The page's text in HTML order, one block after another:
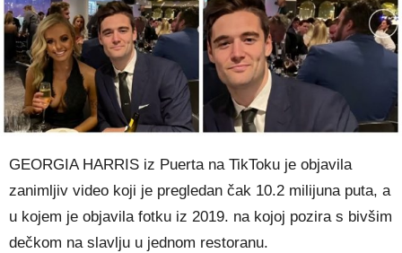
GEORGIA HARRIS iz Puerta na TikToku je objavila
zanimljiv video koji je pregledan čak 10.2 milijuna puta, a
u kojem je objavila fotku iz 2019. na kojoj pozira s bivšim
dečkom na slavlju u jednom restoranu.